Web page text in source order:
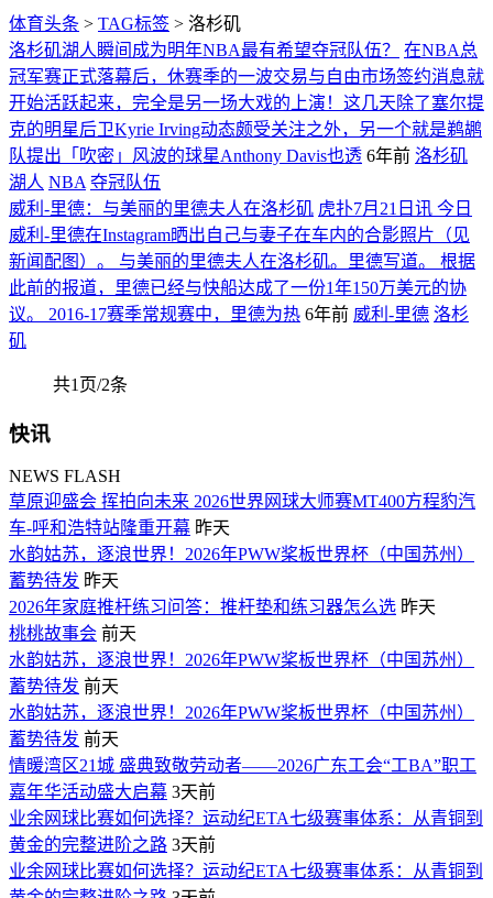
体育头条 > TAG标签 > 洛杉矶
洛杉矶湖人瞬间成为明年NBA最有希望夺冠队伍？
在NBA总
冠军赛正式落幕后，休赛季的一波交易与自由市场签约消息就
开始活跃起来，完全是另一场大戏的上演！这几天除了塞尔提
克的明星后卫Kyrie Irving动态颇受关注之外，另一个就是鹈鹕
队提出「吹密」风波的球星Anthony Davis也透 6年前 洛杉矶
湖人 NBA 夺冠队伍
威利-里德：与美丽的里德夫人在洛杉矶 虎扑7月21日讯 今日
威利-里德在Instagram晒出自己与妻子在车内的合影照片（见
新闻配图）。 与美丽的里德夫人在洛杉矶。里德写道。 根据
此前的报道，里德已经与快船达成了一份1年150万美元的协
议。 2016-17赛季常规赛中，里德为热 6年前 威利-里德 洛杉
矶
共1页/2条
快讯
NEWS FLASH
草原迎盛会 挥拍向未来 2026世界网球大师赛MT400方程豹汽
车-呼和浩特站隆重开幕 昨天
水韵姑苏，逐浪世界！2026年PWW桨板世界杯（中国苏州）
蓄势待发 昨天
2026年家庭推杆练习问答：推杆垫和练习器怎么选 昨天
桃桃故事会 前天
水韵姑苏，逐浪世界！2026年PWW桨板世界杯（中国苏州）
蓄势待发 前天
水韵姑苏，逐浪世界！2026年PWW桨板世界杯（中国苏州）
蓄势待发 前天
情暖湾区21城 盛典致敬劳动者——2026广东工会“工BA”职工
嘉年华活动盛大启幕 3天前
业余网球比赛如何选择？运动纪ETA七级赛事体系：从青铜到
黄金的完整进阶之路 3天前
业余网球比赛如何选择？运动纪ETA七级赛事体系：从青铜到